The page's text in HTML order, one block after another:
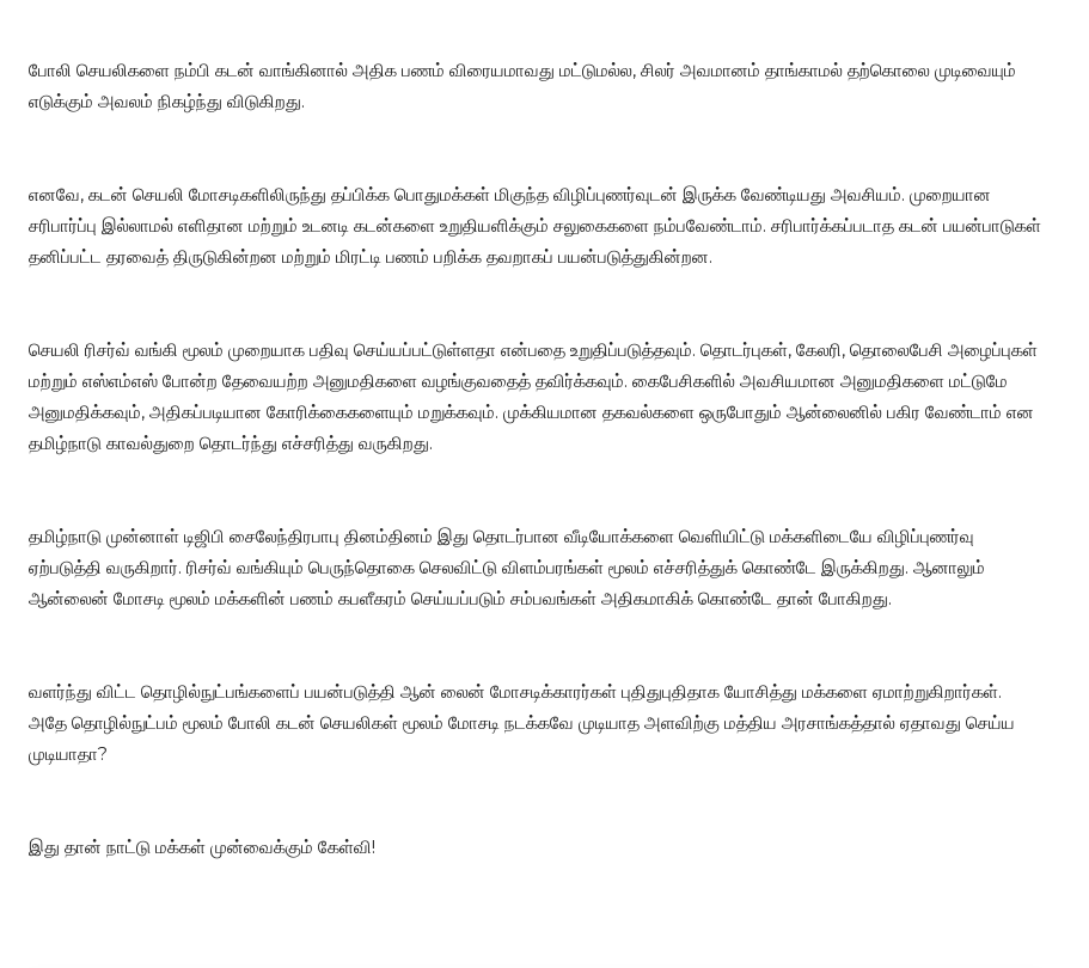
போலி செயலிகளை நம்பி கடன் வாங்கினால் அதிக பணம் விரையமாவது மட்டுமல்ல, சிலர் அவமானம் தாங்காமல் தற்கொலை முடிவையும்
எடுக்கும் அவலம் நிகழ்ந்து விடுகிறது.
எனவே, கடன் செயலி மோசடிகளிலிருந்து தப்பிக்க பொதுமக்கள் மிகுந்த விழிப்புணர்வுடன் இருக்க வேண்டியது அவசியம். முறையான
சரிபார்ப்பு இல்லாமல் எளிதான மற்றும் உடனடி கடன்களை உறுதியளிக்கும் சலுகைகளை நம்பவேண்டாம். சரிபார்க்கப்படாத கடன் பயன்பாடுகள்
தனிப்பட்ட தரவைத் திருடுகின்றன மற்றும் மிரட்டி பணம் பறிக்க தவறாகப் பயன்படுத்துகின்றன.
செயலி ரிசர்வ் வங்கி மூலம் முறையாக பதிவு செய்யப்பட்டுள்ளதா என்பதை உறுதிப்படுத்தவும். தொடர்புகள், கேலரி, தொலைபேசி அழைப்புகள்
மற்றும் எஸ்எம்எஸ் போன்ற தேவையற்ற அனுமதிகளை வழங்குவதைத் தவிர்க்கவும். கைபேசிகளில் அவசியமான அனுமதிகளை மட்டுமே
அனுமதிக்கவும், அதிகப்படியான கோரிக்கைகளையும் மறுக்கவும். முக்கியமான தகவல்களை ஒருபோதும் ஆன்லைனில் பகிர வேண்டாம் என
தமிழ்நாடு காவல்துறை தொடர்ந்து எச்சரித்து வருகிறது.
தமிழ்நாடு முன்னாள் டிஜிபி சைலேந்திரபாபு தினம்தினம் இது தொடர்பான வீடியோக்களை வெளியிட்டு மக்களிடையே விழிப்புணர்வு
ஏற்படுத்தி வருகிறார். ரிசர்வ் வங்கியும் பெருந்தொகை செலவிட்டு விளம்பரங்கள் மூலம் எச்சரித்துக் கொண்டே இருக்கிறது. ஆனாலும்
ஆன்லைன் மோசடி மூலம் மக்களின் பணம் கபளீகரம் செய்யப்படும் சம்பவங்கள் அதிகமாகிக் கொண்டே தான் போகிறது.
வளர்ந்து விட்ட தொழில்நுட்பங்களைப் பயன்படுத்தி ஆன் லைன் மோசடிக்காரர்கள் புதிதுபுதிதாக யோசித்து மக்களை ஏமாற்றுகிறார்கள்.
அதே தொழில்நுட்பம் மூலம் போலி கடன் செயலிகள் மூலம் மோசடி நடக்கவே முடியாத அளவிற்கு மத்திய அரசாங்கத்தால் ஏதாவது செய்ய
முடியாதா?
இது தான் நாட்டு மக்கள் முன்வைக்கும் கேள்வி!